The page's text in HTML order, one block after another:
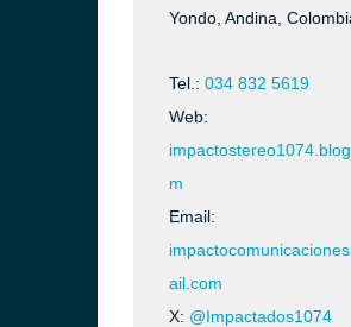
Yondo, Andina,
Tel.: 034 832 5619
Web:
m
Email:
ail.com
X: @Impactados1074